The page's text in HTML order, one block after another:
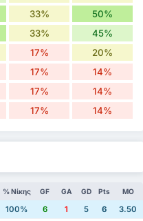
33% 50%
33% 45%
17% 20%
17% 14%
17% 14%
17% 14%
% Νίκης GF GA GD Pts ΜΟ
100% 6 1 5 6
3.50